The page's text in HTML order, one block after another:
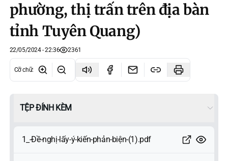
phường, thị trấn trên địa bàn
tỉnh Tuyên Quang)
22/05/2024 - 22:36 2361
Cỡ chữ:
TỆP ĐÍNH KÈM
1_-Đề-nghị-lấy-ý-kiến-phản-biện-(1).pdf